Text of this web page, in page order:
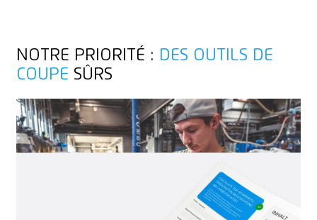
NOTRE PRIORITÉ : DES OUTILS DE
COUPE SÛRS